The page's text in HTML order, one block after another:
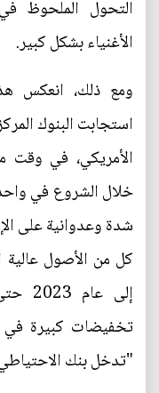
التحول الملحوظ
الأغنياء بشكل كبير.
استجابت البنوك
الأمريكي، في وقت
خلال الشروع في
شدة وعدوانية على
كل من الأصول
تخفيضات كبيرة في
"تدخل بنك